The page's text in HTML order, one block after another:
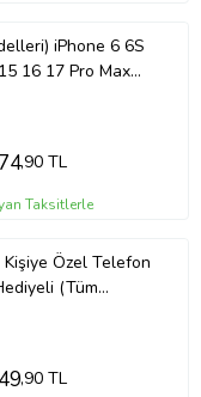
iPhone 6 6S
16 17 Pro Max
,90 TL
Taksitlerle
Kişiye Özel Telefon
(Tüm
,90 TL